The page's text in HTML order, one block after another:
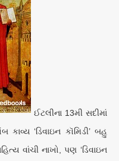
ઈટલીના 13મી સદીમાં
‘ડિવાઇન કૉમિડી’ બહુ
વાંચી નાખો, પણ ‘ડિવાઇન